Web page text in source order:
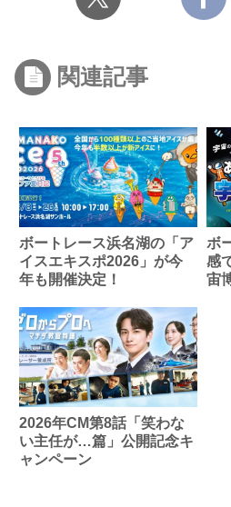
関連記事
ボートレース浜名湖の「ア
イスエキスポ2026」が今
年も開催決定！
ボ
感
宙
2026年CM第8話「笑わな
い主任が…篇」公開記念キ
ャンペーン